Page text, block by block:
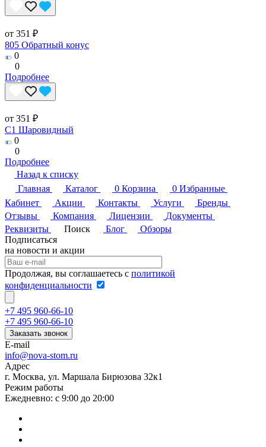
от 351 ₽
805 Обратный конус
0
0
Подробнее
от 351 ₽
C1 Шаровидный
0
0
Подробнее
Назад к списку
Главная
Каталог 0 Корзина 0 Избранные
Кабинет
Акции Контакты Услуги
Бренды
Отзывы
Компания Лицензии
Документы
Реквизиты
Поиск Блог
Обзоры
Подписаться
на новости и акции
Продолжая, вы соглашаетесь с политикой
конфиденциальности
+7 495 960-66-10
+7 495 960-66-10
Заказать звонок
E-mail
info@nova-stom.ru
Адрес
г. Москва, ул. Маршала Бирюзова 32к1
Режим работы
Ежедневно: с 9:00 до 20:00